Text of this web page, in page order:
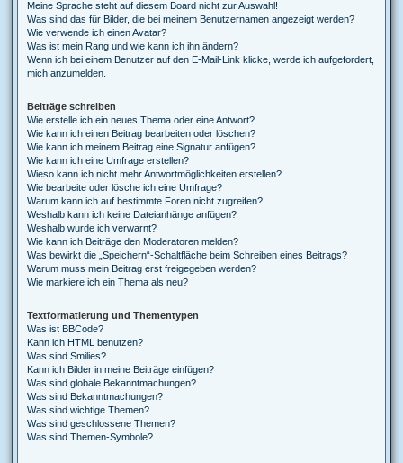
Meine Sprache steht auf diesem Board nicht zur Auswahl!
Was sind das für Bilder, die bei meinem Benutzernamen angezeigt werden?
Wie verwende ich einen Avatar?
Was ist mein Rang und wie kann ich ihn ändern?
Wenn ich bei einem Benutzer auf den E-Mail-Link klicke, werde ich aufgefordert,
mich anzumelden.
Beiträge schreiben
Wie erstelle ich ein neues Thema oder eine Antwort?
Wie kann ich einen Beitrag bearbeiten oder löschen?
Wie kann ich meinem Beitrag eine Signatur anfügen?
Wie kann ich eine Umfrage erstellen?
Wieso kann ich nicht mehr Antwortmöglichkeiten erstellen?
Wie bearbeite oder lösche ich eine Umfrage?
Warum kann ich auf bestimmte Foren nicht zugreifen?
Weshalb kann ich keine Dateianhänge anfügen?
Weshalb wurde ich verwarnt?
Wie kann ich Beiträge den Moderatoren melden?
Was bewirkt die „Speichern“-Schaltfläche beim Schreiben eines Beitrags?
Warum muss mein Beitrag erst freigegeben werden?
Wie markiere ich ein Thema als neu?
Textformatierung und Thementypen
Was ist BBCode?
Kann ich HTML benutzen?
Was sind Smilies?
Kann ich Bilder in meine Beiträge einfügen?
Was sind globale Bekanntmachungen?
Was sind Bekanntmachungen?
Was sind wichtige Themen?
Was sind geschlossene Themen?
Was sind Themen-Symbole?